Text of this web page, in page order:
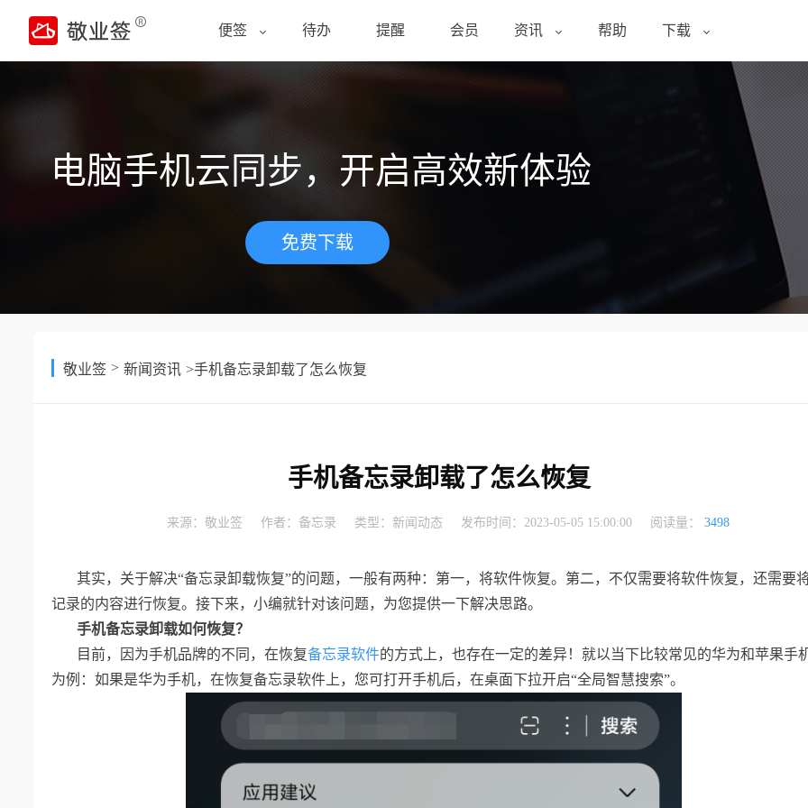
便签 待办 提醒 会员 资讯 帮助 下载
电脑手机云同步，开启高效新体验
免费下载
敬业签 > 新闻资讯 >手机备忘录卸载了怎么恢复
手机备忘录卸载了怎么恢复
来源： 敬业签 作者： 备忘录 类型： 新闻动态 发布时间：2023-05-05 15:00:00 阅读量： 3498
其实，关于解决“备忘录卸载恢复”的问题，一般有两种：第一，将软件恢复。第二，不仅需要将软件恢复，还需要
记录的内容进行恢复。接下来，小编就针对该问题，为您提供一下解决思路。
手机备忘录卸载如何恢复？
目前，因为手机品牌的不同，在恢复备忘录软件的方式上，也存在一定的差异！就以当下比较常见的华为和苹果手
为例：如果是华为手机，在恢复备忘录软件上，您可打开手机后，在桌面下拉开启“全局智慧搜索”。